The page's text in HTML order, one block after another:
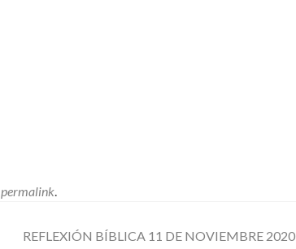
permalink.
REFLEXIÓN BÍBLICA 11 DE NOVIEMBRE 2020